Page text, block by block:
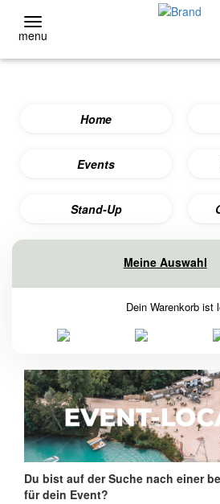
menu
Home
Events
Stand-Up
Meine Auswahl
Dein Warenkorb ist
Du bist auf der Suche nach einer
für dein Event?
Stand-Up
VERLEIH
KURSE
EIGENES SUP